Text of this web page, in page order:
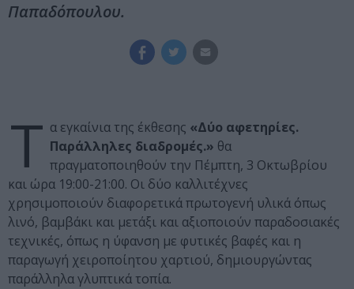
Παπαδόπουλου.
Τ α εγκαίνια της έκθεσης «Δύο αφετηρίες.
Παράλληλες διαδρομές.» θα
πραγματοποιηθούν την Πέμπτη, 3 Οκτωβρίου
και ώρα 19:00-21:00. Οι δύο καλλιτέχνες
χρησιμοποιούν διαφορετικά πρωτογενή υλικά όπως
λινό, βαμβάκι και μετάξι και αξιοποιούν παραδοσιακές
τεχνικές, όπως η ύφανση με φυτικές βαφές και η
παραγωγή χειροποίητου χαρτιού, δημιουργώντας
παράλληλα γλυπτικά τοπία.